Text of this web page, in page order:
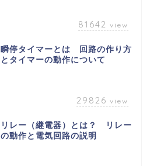
81642 view
瞬停タイマーとは 回路の作り方
とタイマーの動作について
29826 view
リレー（継電器）とは？ リレー
の動作と電気回路の説明